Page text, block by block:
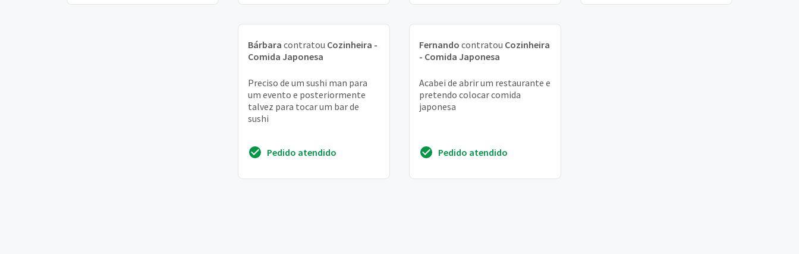
Bárbara contratou Cozinheira -
Comida Japonesa
Preciso de um sushi man para
um evento e posteriormente
talvez para tocar um bar de
sushi
Pedido atendido
Fernando contratou Cozinheira
- Comida Japonesa
Acabei de abrir um restaurante e
pretendo colocar comida
japonesa
Pedido atendido